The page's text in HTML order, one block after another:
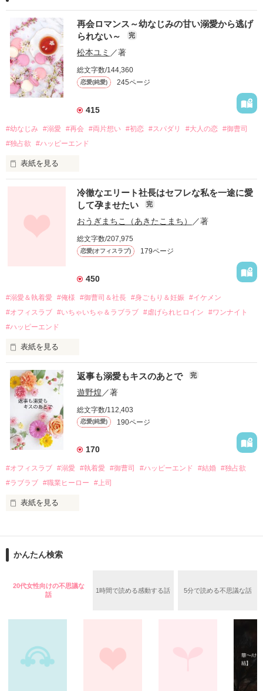
再会ロマンス～幼なじみの甘い溺愛から逃げ
られない～
完
松本ユミ ／著
総文字数/144,360
恋愛(純愛) 245ページ
415
#幼なじみ #溺愛 #再会 #両片想い #初恋 #スパダリ #大人の恋 #御曹司
#独占欲
#ハッピーエンド
表紙を見る
幼なじみの哲平に淡い恋心を抱いていた美桜。
しかし、ある出来事をきっかけに二人の関係は壊れてしまう。
関係修復もできないまま、美桜は両親の離婚によって
引っ越すことになり、哲平とも離れ離れになった。
それから約十二年後。
過去の傷から、二度と会いたくないと思っていた哲平に
運命のような再会を果たす。
酔った勢いで一夜を共にしてしまった。
さらに、美桜が初めてだと知った哲平は
『責任をとる、結婚しよう』と真っ直ぐに告げてきた。
戸惑う美桜とは裏腹に、好きという気持ちを隠すことなく
甘やかしてくる。
そんなある日、哲平は美桜がストーカー被害に
遭っていることを知る。
美桜を守るため、哲平は同居を提案してきて――。
夏木美桜(なつきみお)
鳴海哲平 (なるみてっぺい)
2026.6.5～2026.7.25
＊以前、公開していた話の改稿版です＊
作品を読む
冷徹なエリート社長はセフレな私を一途に愛
して孕ませたい
完
おうぎまちこ（あきたこまち） ／著
総文字数/207,975
恋愛(オフィスラブ) 179ページ
450
#溺愛＆執着愛 #俺様 #御曹司＆社長 #身ごもり＆妊娠 #イケメン
#オフィスラブ #いちゃいちゃ＆ラブラブ #虐げられヒロイン
#ワンナイト
#ハッピーエンド
表紙を見る
おかしな噂を流されて前の職場でうまくいかなかった梅田美
桜は、海外で傷心旅行をしていたところ、日本人美青年と出会
い、酒の勢いもあり一夜限りの関係となる。
帰国後、美桜は新しい職場でワンナイトした美青年と再会。
なんと彼の正体は、とある財閥御曹司にも関わらず、一族を離
れて起業した新進気鋭の実業家、社内でも冷徹だと評判な社長
――御影恭司その人だったのだ――！
なぜか恭司から飼い猫の世話係を命じられた美桜は、猫の世
の関係となってしまい――？
返事も溺愛もキスのあとで 完
遊野煌 ／著
総文字数/112,403
恋愛(純愛) 190ページ
170
#オフィスラブ #溺愛 #執着愛 #御曹司 #ハッピーエンド #結婚 #独占欲
#ラブラブ #職業ヒーロー #上司
表紙を見る
ションの企画戦略室で働いている。
めた、同期で恋人の石垣守（26）がいるのだが、後輩の姫原由
いた。
守と由羅から『便利屋雛子』と馬鹿にされ、一人こっそり泣い
鷹哉『宜しくな、俺の雛子』🦅
雛子『俺の……ひぃ、雛子？！！！』🐥
シゴデキで冷徹な上司が見せる素顔は、なぜか想像以上に甘く
かんたん検索
20代女性向けの不思議な
話
1時間で読める感動する話 5分で読める不思議な話